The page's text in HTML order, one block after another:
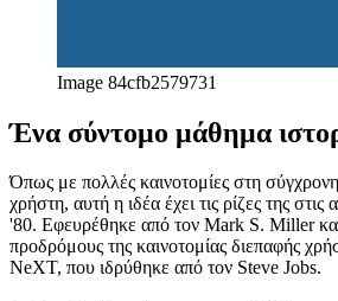
Image 84cfb2579731
Ένα σύντομο μάθημα
Όπως με πολλές καινοτομίες στη
χρήστη, αυτή η ιδέα έχει τις ρίζες της στις